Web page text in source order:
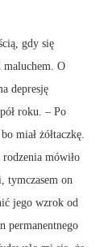
gdy się
maluchem. O
depresję
roku. – Po
miał żółtaczkę.
rodzenia mówiło
tymczasem on
jego wzrok od
permanentnego